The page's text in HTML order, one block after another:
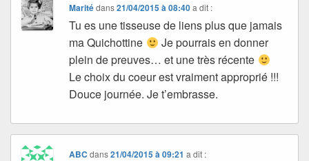
Maritédans21/04/2015 à 08:40 a dit :
Tu es une tisseuse de liens plus que jamais
ma Quichottine
Je pourrais en donner
plein de preuves… et une très récente
Le choix du coeur est vraiment approprié !!!
Douce journée. Je t’embrasse.
ABC dans21/04/2015 à 09:21 a dit :